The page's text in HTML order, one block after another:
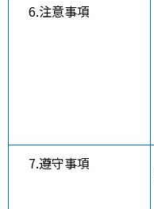
6.注意事項
7.遵守事項